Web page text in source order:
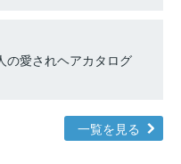
の愛されヘアカタログ
一覧を見る